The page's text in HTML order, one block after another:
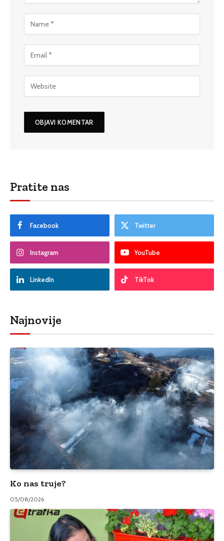
Pratite nas
Facebook Twitter
Instagram YouTube
LinkedIn TikTok
Najnovije
Ko nas truje?
05/08/2026